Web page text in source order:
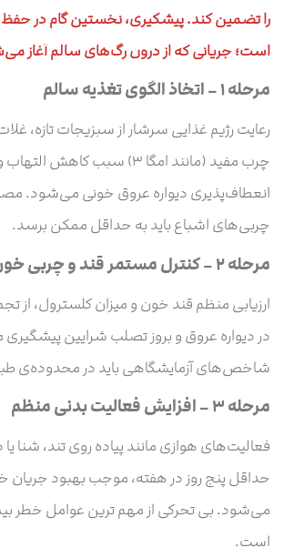
را تضمین کند. پیشگیری، نخستین گام در حفظ
است؛ جریانی که از درون رگ‌های سالم آغاز
مرحله ۱ – اتخاذ الگوی تغذیه سالم
رعایت رژیم غذایی سرشار از سبزیجات تازه،
چرب مفید (مانند امگا ۳) سبب کاهش
انعطاف‌پذیری دیواره عروق خونی می‌شود.
چربی‌های اشباع باید به حداقل ممکن برسد.
مرحله ۲ – کنترل مستمر قند و چربی خون
ارزیابی منظم قند خون و میزان کلسترول، از
در دیواره عروق و بروز تصلب شرایین
شاخص‌های آزمایشگاهی باید در محدوده‌ی
مرحله ۳ – افزایش فعالیت بدنی منظم
فعالیت‌های هوازی مانند پیاده‌ روی تند، شنا
حداقل پنج روز در هفته، موجب بهبود جریان
می‌شود. بی‌ تحرکی از مهم‌ ترین عوامل خطر
است.